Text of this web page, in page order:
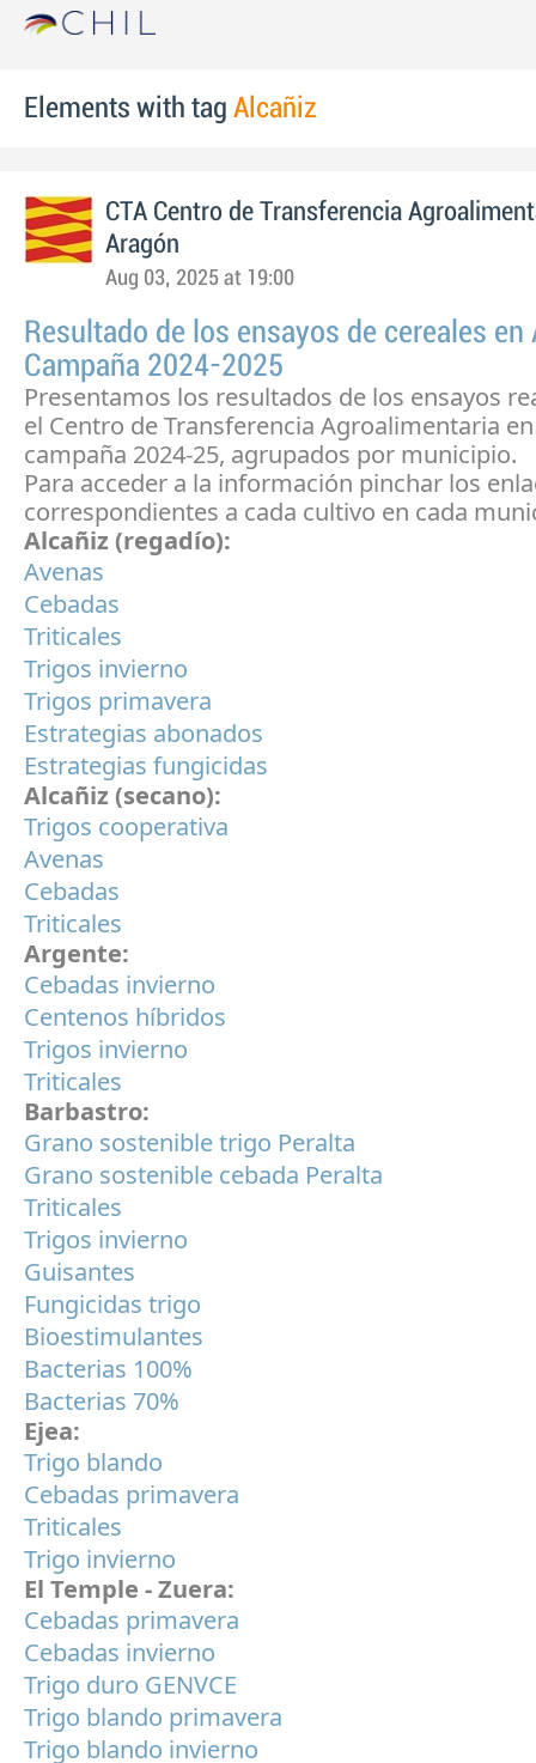
Elements with tag Alcañiz
CTA Centro de Transferencia
Aragón
Aug 03, 2025 at 19:00
Resultado de los ensayos de cereales en
Campaña 2024-2025
Presentamos los resultados de los ensayos
el Centro de Transferencia Agroalimentaria
campaña 2024-25, agrupados por municipio.
Para acceder a la información pinchar los
correspondientes a cada cultivo en cada
Alcañiz (regadío):
Avenas
Cebadas
Triticales
Trigos invierno
Trigos primavera
Estrategias abonados
Estrategias fungicidas
Alcañiz (secano):
Trigos cooperativa
Avenas
Cebadas
Triticales
Argente:
Cebadas invierno
Centenos híbridos
Trigos invierno
Triticales
Barbastro:
Grano sostenible trigo Peralta
Grano sostenible cebada Peralta
Triticales
Trigos invierno
Guisantes
Fungicidas trigo
Bioestimulantes
Bacterias 100%
Bacterias 70%
Ejea:
Trigo blando
Cebadas primavera
Triticales
Trigo invierno
El Temple - Zuera:
Cebadas primavera
Cebadas invierno
Trigo duro GENVCE
Trigo blando primavera
Trigo blando invierno